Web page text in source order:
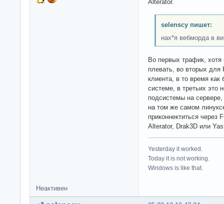
Alterator.
selenscy пишет:
нах*я вебморда в
Во первых трафик, хотя
плевать, во вторых для
клиента, в то время как
системе, в третьих это
подсистемы на
на том же самом
приконнектиться через
Alterator, Drak3D или
Yesterday it worked.
Today it is not working.
Windows is like that.
Неактивен